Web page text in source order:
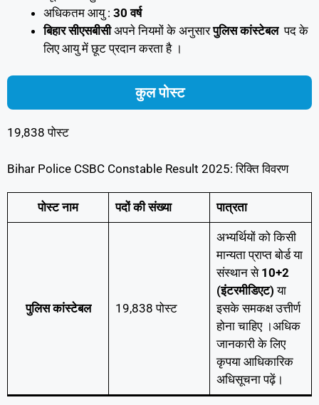
अधिकतम आयु : 30 वर्ष
बिहार सीएसबीसीअपने नियमों के अनुसारपुलिस कांस्टेबल पद के
लिए आयु में छूट प्रदान करता है ।
कुल पोस्ट
19,838 पोस्ट
Bihar Police CSBC Constable Result 2025: रिक्ति विवरण
पोस्ट नाम पदों की संख्या पात्रता
पुलिस कांस्टेबल 19,838 पोस्ट
अभ्यर्थियों को किसी
मान्यता प्राप्त बोर्ड या
संस्थान से 10+2
(इंटरमीडिएट) या
इसके समकक्ष उत्तीर्ण
होना चाहिए ।अधिक
जानकारी के लिए
कृपया आधिकारिक
अधिसूचना पढ़ें।